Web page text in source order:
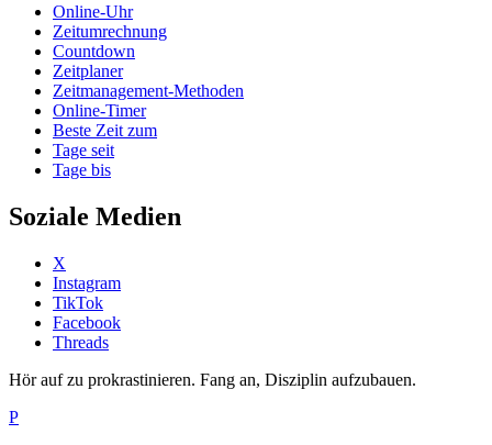
Online-Uhr
Zeitumrechnung
Countdown
Zeitplaner
Zeitmanagement-Methoden
Online-Timer
Beste Zeit zum
Tage seit
Tage bis
Soziale Medien
X
Instagram
TikTok
Facebook
Threads
Hör auf zu prokrastinieren. Fang an, Disziplin aufzubauen.
P